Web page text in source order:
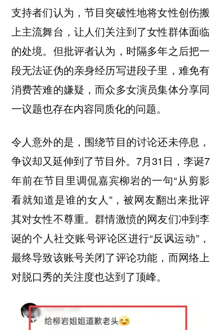
支持者们认为，节目突破性地将女性创伤搬
上主流舞台，让人们关注到了女性群体面临
的处境。但批评者认为，时隔多年之后把一
段无法证伪的亲身经历写进段子里，难免有
消费苦难的嫌疑，而众多女演员集体分享同
一议题也存在内容同质化的问题。
令人意外的是，围绕节目的讨论还未停息，
争议却又延伸到了节目外。 7月31日，李诞7
年前在节目里调侃嘉宾柳岩的一句“从剪影
看就知道是谁的女人”，被网友翻出来批评
其对女性不尊重。群情激愤的网友们冲到李
诞的个人社交账号评论区进行“反讽运动”，
最终导致该账号关闭了评论功能，而网络上
对脱口秀的关注度也达到了顶峰。